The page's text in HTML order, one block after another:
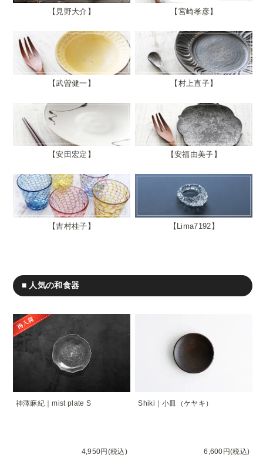
見野大介 宮崎孝彦
武曽健一 村上直子
安田宏定 安福由美子
吉村桂子 Lima7192
■ 人気の和食器
神澤麻紀｜mist plate S
4,950円(税込)
Shiki｜小皿（ケヤキ）
6,600円(税込)